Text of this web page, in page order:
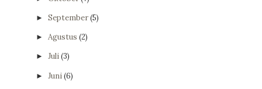
► September(5)
► Agustus (2)
► Juli(3)
► Juni(6)